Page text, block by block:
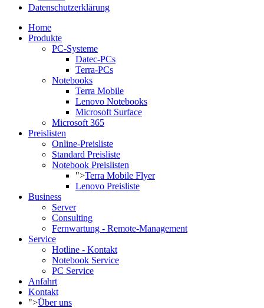
Datenschutzerklärung
Home
Produkte
PC-Systeme
Datec-PCs
Terra-PCs
Notebooks
Terra Mobile
Lenovo Notebooks
Microsoft Surface
Microsoft 365
Preislisten
Online-Preisliste
Standard Preisliste
Notebook Preislisten
">Terra Mobile Flyer
Lenovo Preisliste
Business
Server
Consulting
Fernwartung - Remote-Management
Service
Hotline - Kontakt
Notebook Service
PC Service
Anfahrt
Kontakt
">Über uns